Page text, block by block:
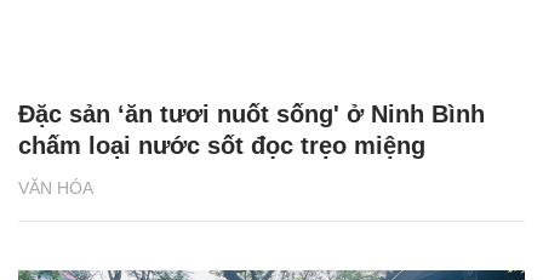
VĂN HÓA
Đặc sản ‘ăn tươi nuốt sống' ở Ninh Bình
chấm loại nước sốt đọc trẹo miệng